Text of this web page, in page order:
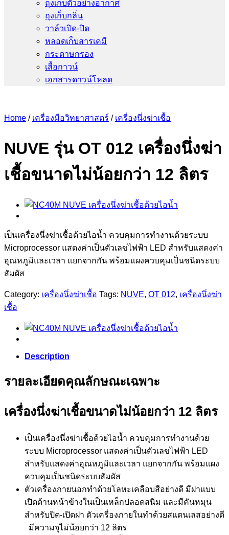
ถุงเก็บตัวอย่างอากาศ
ถุงเก็บกลิ่น
วาล์วเปิด-ปิด
หลอดเก็บสารเคมี
กระดาษกรอง
เสื้อกาวน์
เอกสารดาวน์โหลด
Home / เครื่องมือวิทยาศาสตร์ / เครื่องนึ่งฆ่าเชื้อ
NUVE รุ่น OT 012 เครื่องนึ่งฆ่า
เชื้อขนาดไม่น้อยกว่า 12 ลิตร
เป็นเครื่องนึ่งฆ่าเชื้อด้วยไอน้ำ ควบคุมการทำงานด้วยระบบ
Microprocessor แสดงค่าเป็นตัวเลขไฟฟ้า LED สำหรับแสดงค่า
อุณหภูมิและเวลา แยกจากกัน พร้อมแผงควบคุมเป็นชนิดระบบ
สัมผัส
Category: เครื่องนึ่งฆ่าเชื้อ Tags: NUVE, OT 012, เครื่องนึ่งฆ่า
เชื้อ
Description
รายละเอียดคุณลักษณะเฉพาะ
เครื่องนึ่งฆ่าเชื้อขนาดไม่น้อยกว่า 12 ลิตร
เป็นเครื่องนึ่งฆ่าเชื้อด้วยไอน้ำ ควบคุมการทำงานด้วย
ระบบ Microprocessor แสดงค่าเป็นตัวเลขไฟฟ้า LED
สำหรับแสดงค่าอุณหภูมิและเวลา แยกจากกัน พร้อมแผง
ควบคุมเป็นชนิดระบบสัมผัส
ตัวเครื่องภายนอกทำด้วยโลหะเคลือบสีอย่างดี มีฝาแบบ
เปิดด้านหน้าข้างในเป็นเหล็กปลอดสนิม และมีคันหมุน
สำหรับปิด-เปิดฝา ตัวเครื่องภายในทำด้วยสแตนเลสอย่างดี
มีความจุไม่น้อยกว่า 12 ลิตร